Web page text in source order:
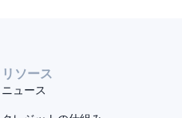
リソース
ニュース